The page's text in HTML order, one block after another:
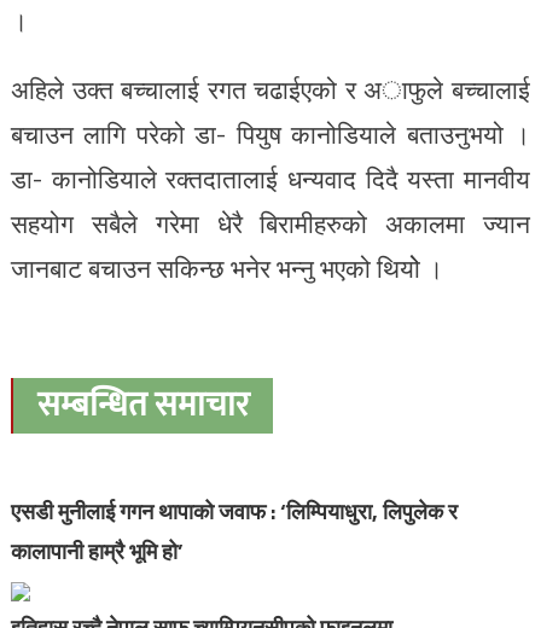
।
अहिले उक्त बच्चालाई रगत चढाईएको र अाफुले बच्चालाई
बचाउन लागि परेको डा- पियुष कानोडियाले बताउनुभयो ।
डा- कानोडियाले रक्तदातालाई धन्यवाद दिदै यस्ता मानवीय
सहयोग सबैले गरेमा धेरै बिरामीहरुको अकालमा ज्यान
जानबाट बचाउन सकिन्छ भनेर भन्नु भएको थियोे ।
सम्बन्धित समाचार
एसडी मुनीलाई गगन थापाको जवाफ : ‘लिम्पियाधुरा, लिपुलेक र
कालापानी हाम्रै भूमि हो’